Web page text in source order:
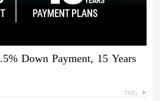
Down Payment, 15 Years
TMG